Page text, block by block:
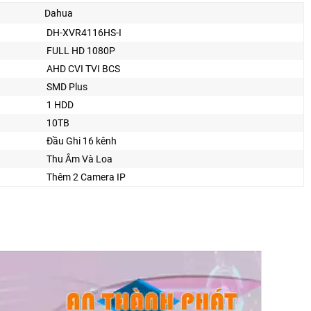
Dahua
DH-XVR4116HS-I
FULL HD 1080P
AHD CVI TVI BCS
SMD Plus
1 HDD
10TB
Đầu Ghi 16 kênh
Thu Âm Và Loa
Thêm 2 Camera IP